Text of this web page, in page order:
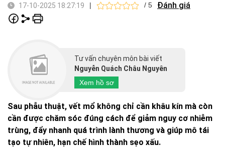
17-10-2025 18:27:19 | / 5 Đánh giá
Tư vấn chuyên môn bài viết
Nguyễn Quách Châu Nguyên
Xem hồ sơ
Sau phẫu thuật, vết mổ không chỉ cần khâu kín mà còn
cần được chăm sóc đúng cách để giảm nguy cơ nhiễm
trùng, đẩy nhanh quá trình lành thương và giúp mô tái
tạo tự nhiên, hạn chế hình thành sẹo xấu.